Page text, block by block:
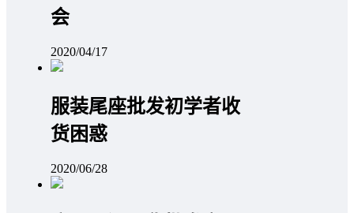
会
2020/04/17
服装尾座批发初学者收
货困惑
2020/06/28